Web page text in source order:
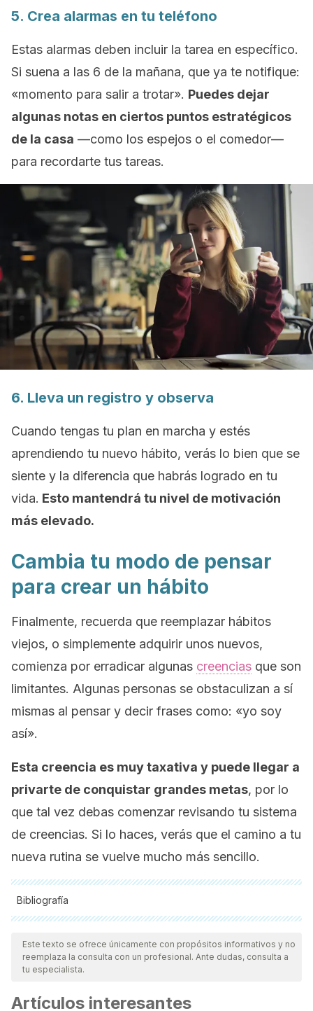
5. Crea alarmas en tu teléfono
Estas alarmas deben incluir la tarea en específico.
Si suena a las 6 de la mañana, que ya te notifique:
«momento para salir a trotar». Puedes dejar
algunas notas en ciertos puntos estratégicos
de la casa —como los espejos o el comedor—
para recordarte tus tareas.
6. Lleva un registro y observa
Cuando tengas tu plan en marcha y estés
aprendiendo tu nuevo hábito, verás lo bien que se
siente y la diferencia que habrás logrado en tu
vida. Esto mantendrá tu nivel de motivación
más elevado.
Cambia tu modo de pensar
para crear un hábito
Finalmente, recuerda que reemplazar hábitos
viejos, o simplemente adquirir unos nuevos,
comienza por erradicar algunas creencias que son
limitantes. Algunas personas se obstaculizan a sí
mismas al pensar y decir frases como: «yo soy
así».
Esta creencia es muy taxativa y puede llegar a
privarte de conquistar grandes metas, por lo
que tal vez debas comenzar revisando tu sistema
de creencias. Si lo haces, verás que el camino a tu
nueva rutina se vuelve mucho más sencillo.
Bibliografía
Todas las fuentes citadas fueron revisadas a profundidad por
nuestro equipo, para asegurar su calidad, confiabilidad,
vigencia y validez.La bibliografía de este artículo fue
científica.
Este texto se ofrece únicamente con propósitos informativos y no
reemplaza la consulta con un profesional. Ante dudas, consulta a
tu especialista.
Artículos interesantes